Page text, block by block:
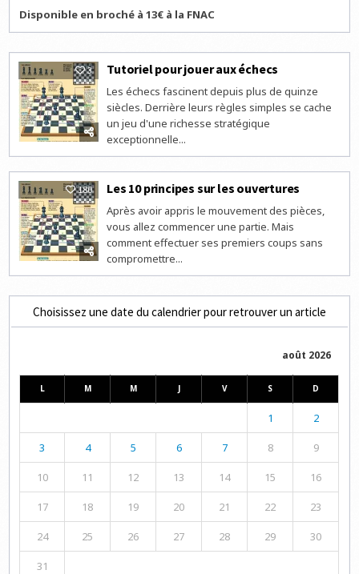
Disponible en broché à 13€ à la FNAC
3 Tutoriel pour jouer aux échecs
Les échecs fascinent depuis plus de quinze
siècles. Derrière leurs règles simples se cache
un jeu d'une richesse stratégique
exceptionnelle...
180 Les 10 principes sur les ouvertures
Après avoir appris le mouvement des pièces,
vous allez commencer une partie. Mais
comment effectuer ses premiers coups sans
compromettre...
Choisissez une date du calendrier pour retrouver un article
août 2026
L M M J V S D
1 2
3 4 5 6 7 8 9
10 11 12 13 14 15 16
17 18 19 20 21 22 23
24 25 26 27 28 29 30
31